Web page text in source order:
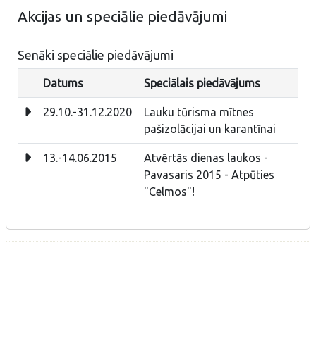
Akcijas un speciālie piedāvājumi
Senāki speciālie piedāvājumi
Datums Speciālais piedāvājums
29.10.-31.12.2020
Lauku tūrisma mītnes
pašizolācijai un karantīnai
13.-14.06.2015
Atvērtās dienas laukos -
Pavasaris 2015 - Atpūties
"Celmos"!